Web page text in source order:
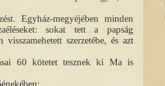
Egyház-megyéjében minden
sokat tett a papság
visszamehetett szerzetébe, és azt
60 kötetet tesznek ki Ma is